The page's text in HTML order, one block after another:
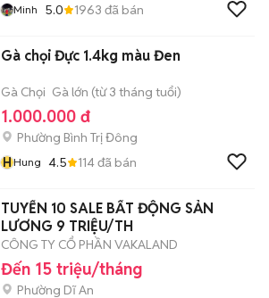
Minh 5.0 1963 đã bán
Gà chọi Đực 1.4kg màu Đen
Gà Chọi Gà lớn (từ 3 tháng tuổi)
1.000.000 đ
Phường Bình Trị Đông
HHung 4.5 114đã bán
TUYỂN 10 SALE BẤT ĐỘNG SẢN
LƯƠNG 9 TRIỆU/TH
CÔNG TY CỔ PHẦN VAKALAND
Đến 15 triệu/tháng
Phường Dĩ An